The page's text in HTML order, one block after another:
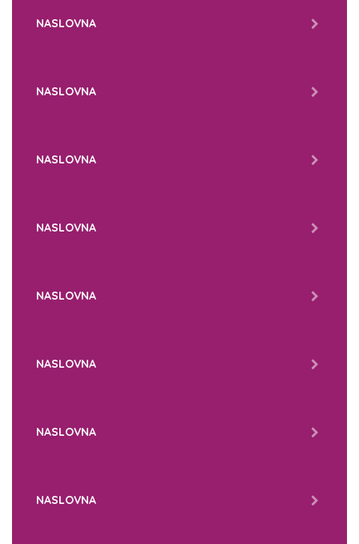
NASLOVNA
NASLOVNA
NASLOVNA
NASLOVNA
NASLOVNA
NASLOVNA
NASLOVNA
NASLOVNA